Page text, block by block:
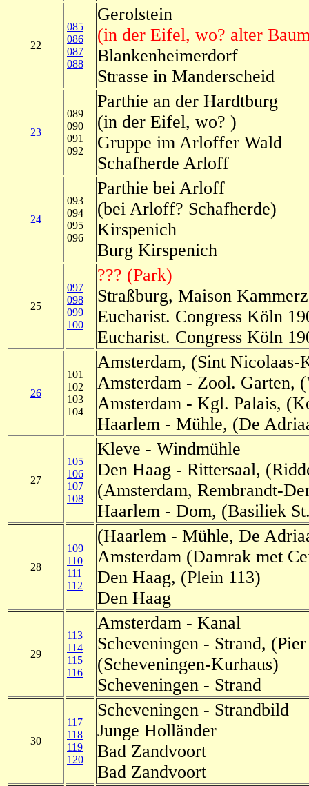
22
085
086
087
088
Gerolstein
(in der Eifel, wo? alter
Blankenheimerdorf
Strasse in Manderscheid
23
089
090
091
092
Parthie an der Hardtburg
(in der Eifel, wo? )
Gruppe im Arloffer Wald
Schafherde Arloff
24
093
094
095
096
Parthie bei Arloff
(bei Arloff? Schafherde)
Kirspenich
Burg Kirspenich
25
097
098
099
100
??? (Park)
Straßburg, Maison
Eucharist. Congress Köln
Eucharist. Congress Köln
26
101
102
103
104
Amsterdam, (Sint
Amsterdam - Zool. Garten,
Amsterdam - Kgl. Palais,
Haarlem - Mühle, (De
27
105
106
107
108
Kleve - Windmühle
Den Haag - Rittersaal,
(Amsterdam, Rembrandt-
Haarlem - Dom, (Basiliek
28
109
110
111
112
(Haarlem - Mühle, De
Amsterdam (Damrak met
Den Haag, (Plein 113)
Den Haag
29
113
114
115
116
Amsterdam - Kanal
Scheveningen - Strand,
(Scheveningen-Kurhaus)
Scheveningen - Strand
30
117
118
119
120
Scheveningen - Strandbild
Junge Holländer
Bad Zandvoort
Bad Zandvoort